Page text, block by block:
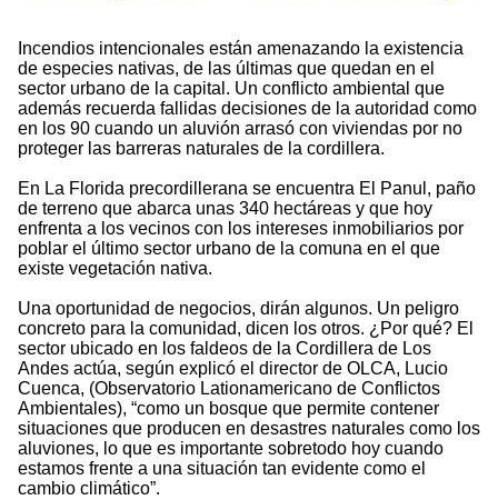
Incendios intencionales están amenazando la existencia
de especies nativas, de las últimas que quedan en el
sector urbano de la capital. Un conflicto ambiental que
además recuerda fallidas decisiones de la autoridad como
en los 90 cuando un aluvión arrasó con viviendas por no
proteger las barreras naturales de la cordillera.
En La Florida precordillerana se encuentra El Panul, paño
de terreno que abarca unas 340 hectáreas y que hoy
enfrenta a los vecinos con los intereses inmobiliarios por
poblar el último sector urbano de la comuna en el que
existe vegetación nativa.
Una oportunidad de negocios, dirán algunos. Un peligro
concreto para la comunidad, dicen los otros. ¿Por qué? El
sector ubicado en los faldeos de la Cordillera de Los
Andes actúa, según explicó el director de OLCA, Lucio
Cuenca, (Observatorio Lationamericano de Conflictos
Ambientales), “como un bosque que permite contener
situaciones que producen en desastres naturales como los
aluviones, lo que es importante sobretodo hoy cuando
estamos frente a una situación tan evidente como el
cambio climático”.